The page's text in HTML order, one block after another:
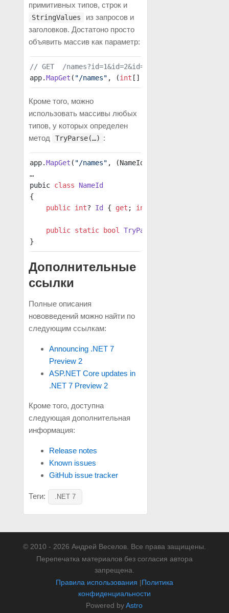
примитивных типов, строк и
StringValues
из запросов и
заголовков. Достатоно просто
объявить массив как параметр:
// GET  /names?id=1&id=2&id=3
app.MapGet ( "/names" , (int [] id) { … }
Кроме того, можно
использовать массивы любых
типов, у которых определен
метод
TryParse(…) :
app.MapGet ( "/names" , (NameId[] id) { … });
…
pubic class NameId
{
    public
int? Id { get ; init
    public
static bool TryParse
}
Дополнительные
ссылки
Полные описания
нововведений можно найти по
следующим ссылкам:
Announcing .NET 7
Preview 2
ASP.NET Core updates in
.NET 7 Preview 2
Кроме того, доступна
следующая дополнительная
информация:
Release notes
Known issues
GitHub issue tracker
Теги: .NET 7
© 2010 - 2026 Андрей Веселов. Все права защищены.
Перепечатка материалов без согласия автора
запрещена.
Правила использования |Политика
конфиденциальности
Powered byAstro